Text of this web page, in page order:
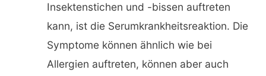
Insektenstichen und -bissen auftreten
kann, ist die Serumkrankheitsreaktion. Die
Symptome können ähnlich wie bei
Allergien auftreten, können aber auch